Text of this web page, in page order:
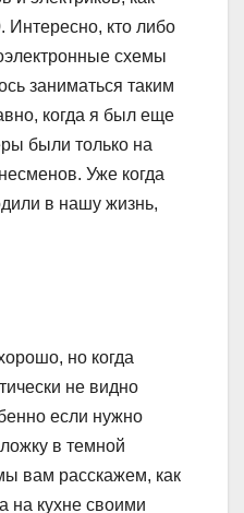
Интересно, кто либо
схемы
заниматься таким
когда я был еще
были только на
Уже когда
в нашу жизнь,
но когда
не видно
если нужно
в темной
вам расскажем, как
на кухне своими